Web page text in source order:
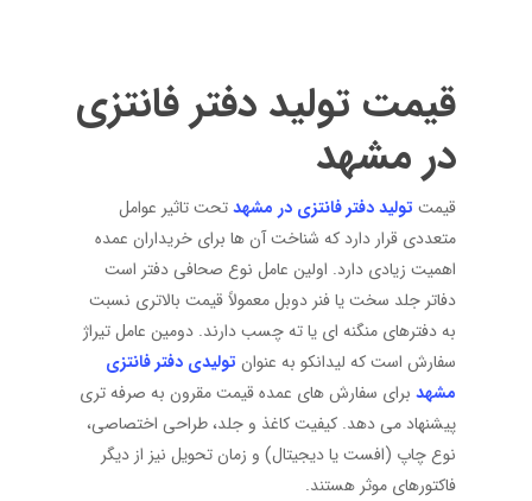
قیمت تولید دفتر فانتزی
در مشهد
قیمت تولید دفتر فانتزی در مشهدتحت تاثیر عوامل
متعددی قرار دارد که شناخت آن ها برای خریداران عمده
اهمیت زیادی دارد. اولین عامل نوع صحافی دفتر است
دفاتر جلد سخت یا فنر دوبل معمولاً قیمت بالاتری نسبت
به دفترهای منگنه ای یا ته چسب دارند. دومین عامل تیراژ
سفارش است که لیدانکو به عنوان تولیدی دفتر فانتزی
مشهد برای سفارش های عمده قیمت مقرون به صرفه تری
پیشنهاد می دهد. کیفیت کاغذ و جلد، طراحی اختصاصی،
نوع چاپ (افست یا دیجیتال) و زمان تحویل نیز از دیگر
فاکتورهای موثر هستند.